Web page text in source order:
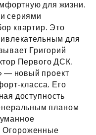
для жизни.
сериями
квартир. Это
для
Григорий
Первого ДСК.
— новый проект
Его
доступность
планом
Огороженные